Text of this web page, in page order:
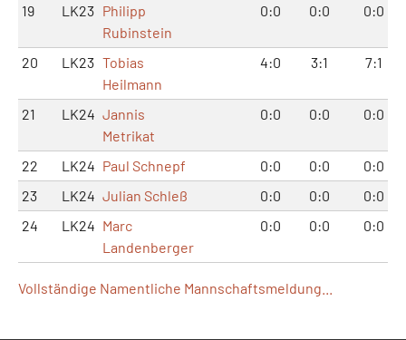
19
LK23 Philipp
Rubinstein
0:0 0:0 0:0
20 LK23 Tobias
Heilmann
4:0 3:1 7:1
21 LK24 Jannis
Metrikat
0:0 0:0 0:0
22 LK24 Paul Schnepf 0:0 0:0
0:0
23
LK24 Julian Schleß 0:0 0:0
0:0
24
LK24 Marc
Landenberger
0:0 0:0 0:0
Vollständige Namentliche Mannschaftsmeldung...